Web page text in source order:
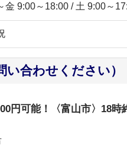
金 9:00～18:00 / 土 9:00～
い合わせください）
円可能！〈富山市〉18